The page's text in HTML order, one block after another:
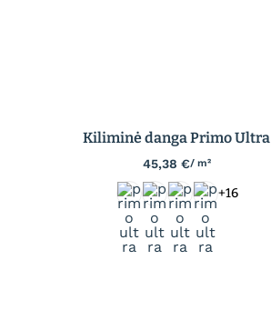
Kiliminė danga Primo Ultra
45,38 €/ m²
+16